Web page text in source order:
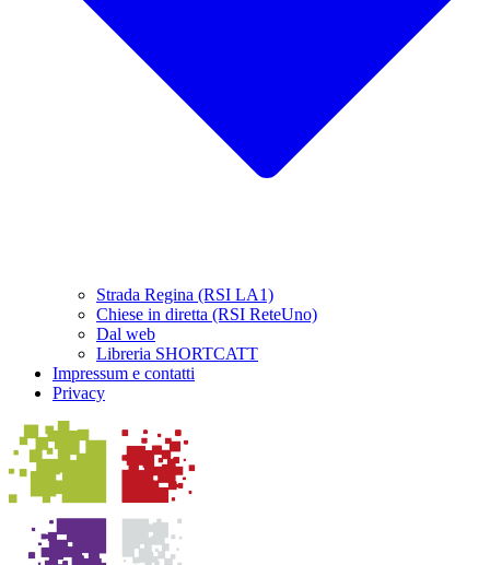
Strada Regina (RSI LA1)
Chiese in diretta (RSI ReteUno)
Dal web
Libreria SHORTCATT
Impressum e contatti
Privacy